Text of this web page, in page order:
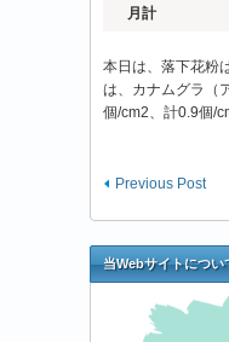
月計
本日は、落下花粉
は、カナムグラ（
個/cm2、計0.9個/
Previous Post
当Webサイトについ